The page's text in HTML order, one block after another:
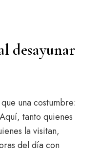
desayunar
una costumbre:
tanto quienes
la visitan,
del día con